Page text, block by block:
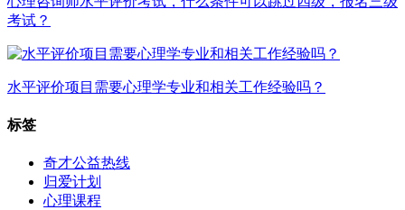
考试？
水平评价项目需要心理学专业和相关工作经验吗？
标签
奇才公益热线
归爱计划
心理课程